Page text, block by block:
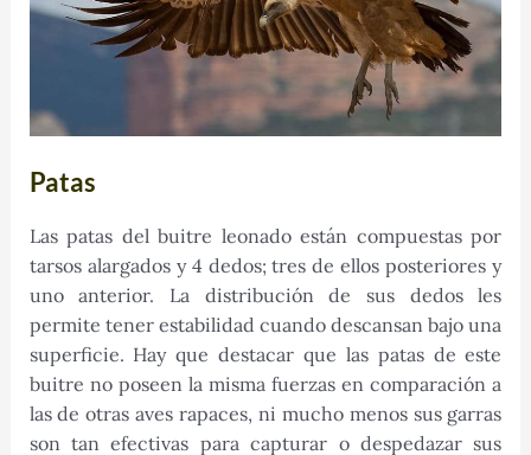
Patas
Las patas del buitre leonado están compuestas por
tarsos alargados y 4 dedos; tres de ellos posteriores y
uno anterior. La distribución de sus dedos les
permite tener estabilidad cuando descansan bajo una
superficie. Hay que destacar que las patas de este
buitre no poseen la misma fuerzas en comparación a
las de otras aves rapaces, ni mucho menos sus garras
son tan efectivas para capturar o despedazar sus